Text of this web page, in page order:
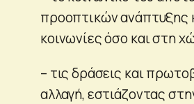
προοπτικών ανάπτυξης
κοινωνίες όσο και στη
– τις δράσεις και
αλλαγή, εστιάζοντας